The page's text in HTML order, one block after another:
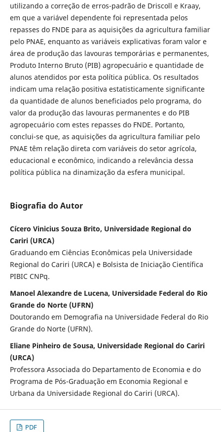
utilizando a correção de erros-padrão de Driscoll e Kraay,
em que a variável dependente foi representada pelos
repasses do FNDE para as aquisições da agricultura familiar
pelo PNAE, enquanto as variáveis explicativas foram valor e
área de produção das lavouras temporárias e permanentes,
Produto Interno Bruto (PIB) agropecuário e quantidade de
alunos atendidos por esta política pública. Os resultados
indicam uma relação positiva estatisticamente significante
da quantidade de alunos beneficiados pelo programa, do
valor da produção das lavouras permanentes e do PIB
agropecuário com estes repasses do FNDE. Portanto,
conclui-se que, as aquisições da agricultura familiar pelo
PNAE têm relação direta com variáveis do setor agrícola,
educacional e econômico, indicando a relevância dessa
política pública na dinamização da esfera municipal.
Biografia do Autor
Cícero Vinicius Souza Brito, Universidade Regional do
Cariri (URCA)
Graduando em Ciências Econômicas pela Universidade
Regional do Cariri (URCA) e Bolsista de Iniciação Científica
PIBIC CNPq.
Manoel Alexandre de Lucena, Universidade Federal do Rio
Grande do Norte (UFRN)
Doutorando em Demografia na Universidade Federal do Rio
Grande do Norte (UFRN).
Eliane Pinheiro de Sousa, Universidade Regional do Cariri
(URCA)
Professora Associada do Departamento de Economia e do
Programa de Pós-Graduação em Economia Regional e
Urbana da Universidade Regional do Cariri (URCA).
PDF